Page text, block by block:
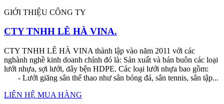
GIỚI THIỆU CÔNG TY
CTY TNHH LÊ HÀ VINA.
CTY TNHH LÊ HÀ VINA thành lập vào năm 2011 với các
nghành nghề kinh doanh chính đó là: Sản xuất và bán buôn các loại
lưới nhựa, sợi lưới, dây bện HDPE. Các loại lưới nhựa bao gồm:
- Lưới giăng sân thể thao như sân bóng đá, sân tennis, sân tập...
LIÊN HỆ MUA HÀNG